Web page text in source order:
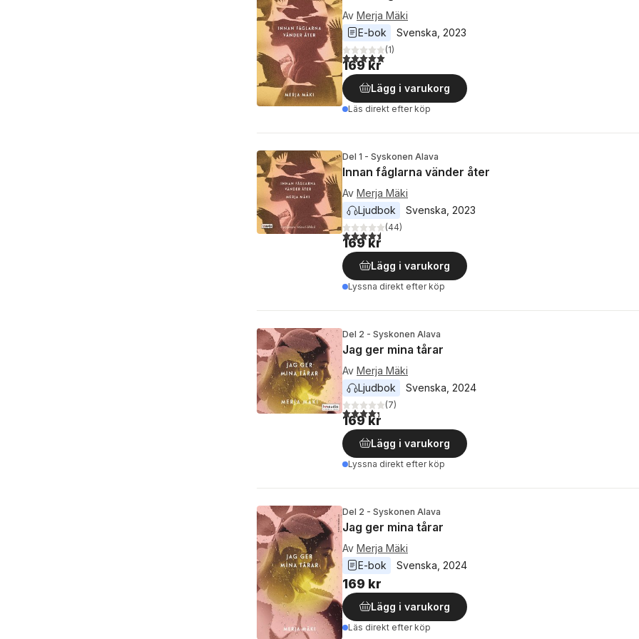
Av Merja Mäki
E-bok
Svenska 2023
5,0utav 5 stjärnor. Totalt antal röster:
(1)
169 kr
Lägg i varukorg
Läs direkt efter köp
Del 1 - Syskonen Alava
Innan fåglarna vänder åter
Av Merja Mäki
Ljudbok
Svenska 2023
4,5utav 5 stjärnor. Totalt antal röster:
(44)
169 kr
Lägg i varukorg
Lyssna direkt efter köp
Del 2 - Syskonen Alava
Jag ger mina tårar
Av Merja Mäki
Ljudbok
Svenska 2024
4,3utav 5 stjärnor. Totalt antal röster:
(7)
169 kr
Lägg i varukorg
Lyssna direkt efter köp
Del 2 - Syskonen Alava
Jag ger mina tårar
Av Merja Mäki
E-bok
Svenska 2024
169 kr
Lägg i varukorg
Läs direkt efter köp